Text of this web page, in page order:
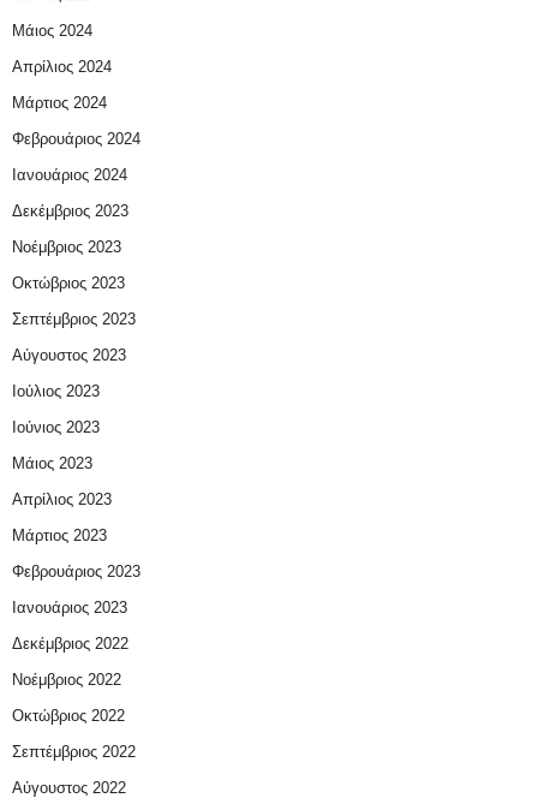
Μάιος 2024
Απρίλιος 2024
Μάρτιος 2024
Φεβρουάριος 2024
Ιανουάριος 2024
Δεκέμβριος 2023
Νοέμβριος 2023
Οκτώβριος 2023
Σεπτέμβριος 2023
Αύγουστος 2023
Ιούλιος 2023
Ιούνιος 2023
Μάιος 2023
Απρίλιος 2023
Μάρτιος 2023
Φεβρουάριος 2023
Ιανουάριος 2023
Δεκέμβριος 2022
Νοέμβριος 2022
Οκτώβριος 2022
Σεπτέμβριος 2022
Αύγουστος 2022